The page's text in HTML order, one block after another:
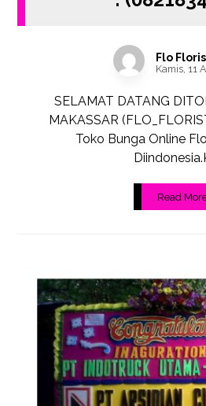
Flo
Kamis, 11
SELAMAT DATANG
MAKASSAR
Toko Bunga Online
Read